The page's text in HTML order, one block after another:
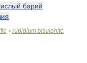
барий
> rubidium bisulphite